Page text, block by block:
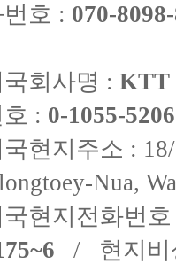
호 : 070-
회사명 : KTT
호 : 0-1055-
현지주소 :
Nua,
국현지전화번
/ 현지비